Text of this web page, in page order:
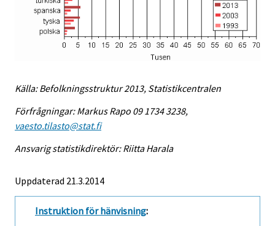
Källa: Befolkningsstruktur 2013, Statistikcentralen
Förfrågningar: Markus Rapo 09 1734 3238,
vaesto.tilasto@stat.fi
Ansvarig statistikdirektör: Riitta Harala
Uppdaterad 21.3.2014
Instruktion för hänvisning: